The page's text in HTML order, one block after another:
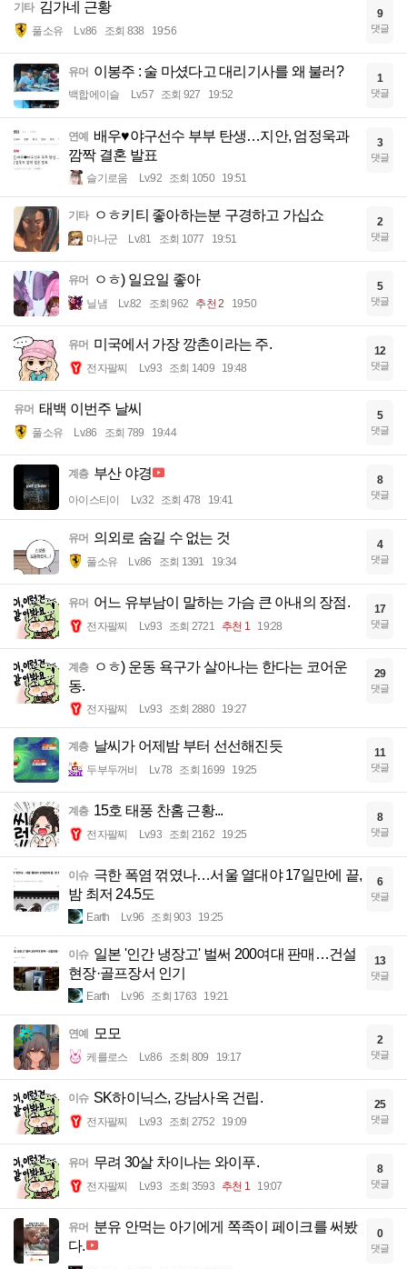
기타 김가네 근황
풀소유 Lv.86 조회 838 19:56
9
댓글
유머 이봉주 : 술 마셨다고 대리기사를 왜 불러?
백합에이슬 Lv.57 조회 927 19:52
1
댓글
연예
배우♥야구선수 부부 탄생…지안, 엄정욱과
깜짝 결혼 발표
슬기로움 Lv.92 조회 1050 19:51
3
댓글
기타 ㅇㅎ키티 좋아하는분 구경하고 가십쇼
마나군 Lv.81 조회 1077 19:51
2
댓글
유머 ㅇㅎ) 일요일 좋아
닐냄 Lv.82 조회 962 추천 2 19:50
5
댓글
유머 미국에서 가장 깡촌이라는 주.
전자팔찌 Lv.93 조회 1409 19:48
12
댓글
유머 태백 이번주 날씨
풀소유 Lv.86 조회 789 19:44
5
댓글
계층 부산 야경
아이스티이 Lv.32 조회 478 19:41
8
댓글
유머 의외로 숨길 수 없는 것
풀소유 Lv.86 조회 1391 19:34
4
댓글
유머 어느 유부남이 말하는 가슴 큰 아내의 장점.
전자팔찌 Lv.93 조회 2721 추천 1 19:28
17
댓글
계층
ㅇㅎ) 운동 욕구가 살아나는 한다는 코어운
동.
전자팔찌 Lv.93 조회 2880 19:27
29
댓글
계층 날씨가 어제밤 부터 선선해진듯
두부두꺼비 Lv.78 조회 1699 19:25
11
댓글
계층 15호 태풍 찬홈 근황...
전자팔찌 Lv.93 조회 2162 19:25
8
댓글
이슈 극한 폭염 꺾였나…서울 열대야 17일만에 끝,
밤 최저 24.5도
Earth Lv.96 조회 903 19:25
6
댓글
이슈 일본 '인간 냉장고' 벌써 200여대 판매…건설
현장·골프장서 인기
Earth Lv.96 조회 1763 19:21
13
댓글
연예 모모
케를로스 Lv.86 조회 809 19:17
2
댓글
이슈 SK하이닉스, 강남사옥 건립.
전자팔찌 Lv.93 조회 2752 19:09
25
댓글
유머 무려 30살 차이나는 와이푸.
전자팔찌 Lv.93 조회 3593 추천 1 19:07
8
댓글
유머 분유 안먹는 아기에게 쪽족이 페이크를 써봤
다.
0
댓글